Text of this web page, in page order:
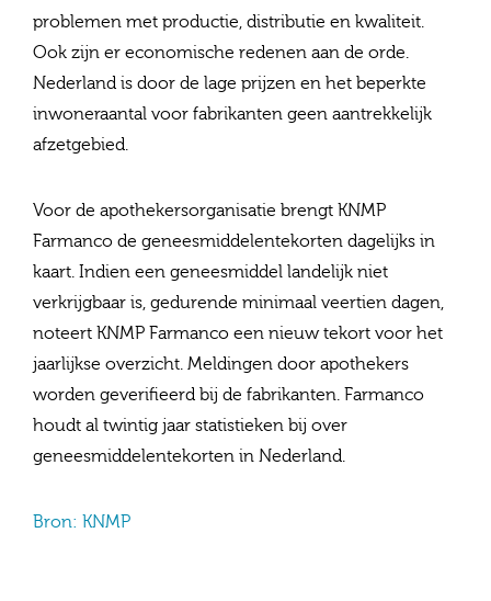
problemen met productie, distributie en kwaliteit.
Ook zijn er economische redenen aan de orde.
Nederland is door de lage prijzen en het beperkte
inwoneraantal voor fabrikanten geen aantrekkelijk
afzetgebied.
Voor de apothekersorganisatie brengt KNMP
Farmanco de geneesmiddelentekorten dagelijks in
kaart. Indien een geneesmiddel landelijk niet
verkrijgbaar is, gedurende minimaal veertien dagen,
noteert KNMP Farmanco een nieuw tekort voor het
jaarlijkse overzicht. Meldingen door apothekers
worden geverifieerd bij de fabrikanten. Farmanco
houdt al twintig jaar statistieken bij over
geneesmiddelentekorten in Nederland.
Bron: KNMP